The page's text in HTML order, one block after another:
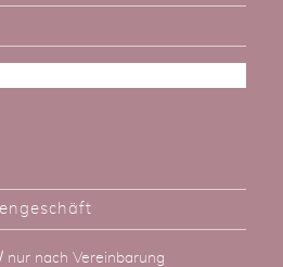
nach Vereinbarung